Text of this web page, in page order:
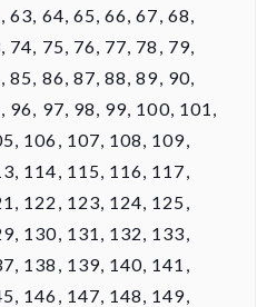
63, 64, 65, 66, 67, 68,
74, 75, 76, 77, 78, 79,
85, 86, 87, 88, 89, 90,
96, 97, 98, 99, 100, 101,
106, 107, 108, 109,
114, 115, 116, 117,
122, 123, 124, 125,
130, 131, 132, 133,
138, 139, 140, 141,
146, 147, 148, 149,